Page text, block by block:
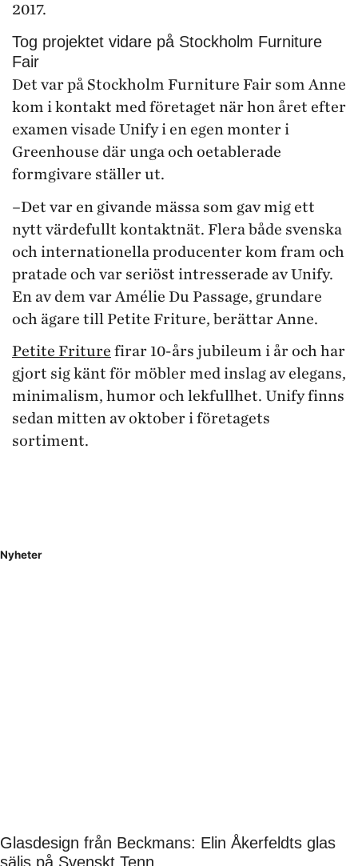
2017.
Tog projektet vidare på Stockholm Furniture
Fair
Det var på Stockholm Furniture Fair som Anne
kom i kontakt med företaget när hon året efter
examen visade Unify i en egen monter i
Greenhouse där unga och oetablerade
formgivare ställer ut.
–Det var en givande mässa som gav mig ett
nytt värdefullt kontaktnät. Flera både svenska
och internationella producenter kom fram och
pratade och var seriöst intresserade av Unify.
En av dem var Amélie Du Passage, grundare
och ägare till Petite Friture, berättar Anne.
Petite Friture firar 10-års jubileum i år och har
gjort sig känt för möbler med inslag av elegans,
minimalism, humor och lekfullhet. Unify finns
sedan mitten av oktober i företagets
sortiment.
Nyheter
Glasdesign från Beckmans: Elin Åkerfeldts glas
säljs på Svenskt Tenn